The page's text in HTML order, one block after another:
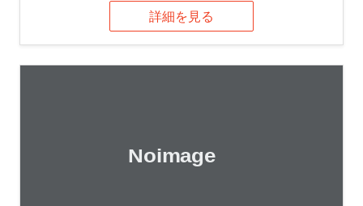
詳細を見る